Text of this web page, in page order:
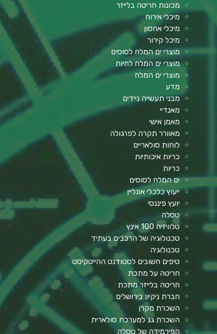
מכונות חריטה בלייזר
מיכלי אירוח
מיכלי אחסון
מיכל קירור
מוצרי ים המלח לסוסים
מוצרי ים המלח לחיות
מוצרי ים המלח
מדע
מבני תעשייה ניידים
מאנדיי
מאמן אישי
מאוורר תקרה לפרגולה
לוחות סולאריים
כריות איכותיות
כריות
ים המלח לסוסים
ייעוץ כלכלי אונליין
יועץ פיננסי
טסלה
טלוויזיה 100 אינץ
טכנולוגיה של הרכבים בעתיד
טכנולוגיה
טיפים חשובים לסטודנט ההייטקיסט
חריטה על מתכת
חריטה בלייזר מתכת
חברת ניקיון בירושלים
השכרת מקרן
השכרת גג למערכת סולארית
הפירמידה של טסלה